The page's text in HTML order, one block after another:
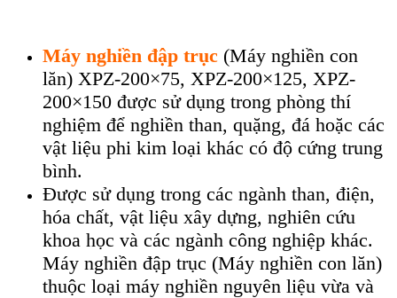
Máy nghiền đập trục (Máy nghiền con
lăn) XPZ-200×75, XPZ-200×125, XPZ-
200×150 được sử dụng trong phòng thí
nghiệm để nghiền than, quặng, đá hoặc các
vật liệu phi kim loại khác có độ cứng trung
bình.
Được sử dụng trong các ngành than, điện,
hóa chất, vật liệu xây dựng, nghiên cứu
khoa học và các ngành công nghiệp khác.
Máy nghiền đập trục (Máy nghiền con lăn)
thuộc loại máy nghiền nguyên liệu vừa và